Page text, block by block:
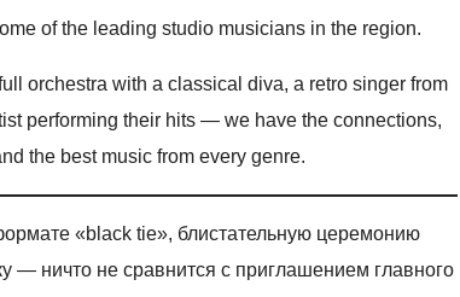
of the leading studio musicians in the region.
orchestra with a classical diva, a retro singer from
performing their hits — we have the connections,
the best music from every genre.
«black tie», блистательную церемонию
— ничто не сравнится с приглашением главного